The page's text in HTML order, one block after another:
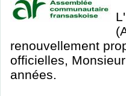
L'
renouvellement
officielles,
années.